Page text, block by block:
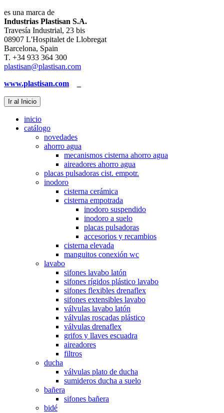
es una marca de
Industrias Plastisan S.A.
Travesía Industrial, 23 bis
08907 L'Hospitalet de Llobregat
Barcelona, Spain
T. +34 933 364 300
plastisan@plastisan.com
www.plastisan.com
Ir al Inicio
inicio
catálogo
novedades
ahorro agua
mecanismos cisterna ahorro agua
aireadores ahorro agua
placas pulsadoras cist. empotr.
inodoro
cisterna cerámica
cisterna empotrada
inodoro suspendido
inodoro a suelo
placas pulsadoras
accesorios y recambios
cisterna elevada
manguitos conexión wc
lavabo
sifones lavabo latón
sifones rígidos plástico lavabo
sifones flexibles drenaflex
sifones extensibles lavabo
válvulas lavabo latón
válvulas roscadas plástico
válvulas drenaflex
grifos y llaves escuadra
aireadores
filtros
ducha
válvulas plato de ducha
sumideros ducha a suelo
bañera
sifones bañera
bidé